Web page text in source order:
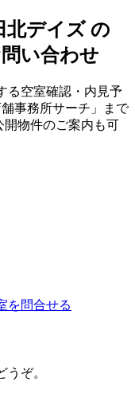
北デイズ の
い合わせ
る空室確認・内見予
事務所サーチ」まで
開物件のご案内も可
を問合せる
ぞ。